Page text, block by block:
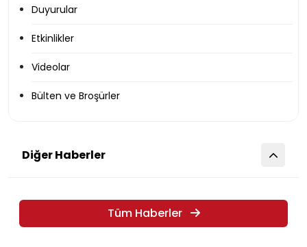
Duyurular
Etkinlikler
Videolar
Bülten ve Broşürler
Diğer Haberler
Tüm Haberler